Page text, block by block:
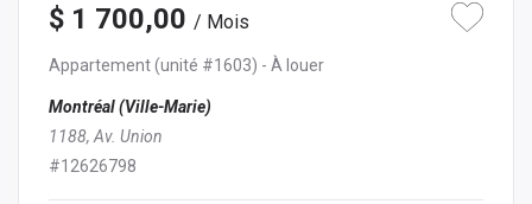
$ 1 700,00 / Mois
Appartement(unité #1603) - À louer
Montréal (Ville-Marie)
1188, Av. Union
#12626798